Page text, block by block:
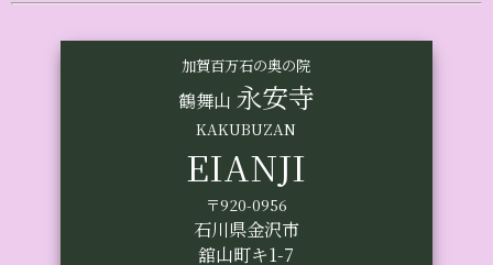
加賀百万石の奥の院
鶴舞山 永安寺
KAKUBUZAN
EIANJI
〒920-0956
石川県金沢市
舘山町キ1-7